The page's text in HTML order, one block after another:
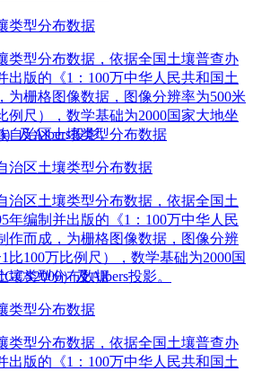
类型分布数据
类型分布数据，依据全国土壤普查办
出版的《1：100万中华人民共和国土
为栅格图像数据，图像分辨率为500米
例尺），数学基础为2000国家大地坐
）及Albers投影。
治区土壤类型分布数据
治区土壤类型分布数据，依据全国土
年编制并出版的《1：100万中华人民
作而成，为栅格图像数据，图像分辨
比100万比例尺），数学基础为2000国
）及Albers投影。
类型分布数据
类型分布数据，依据全国土壤普查办
出版的《1：100万中华人民共和国土